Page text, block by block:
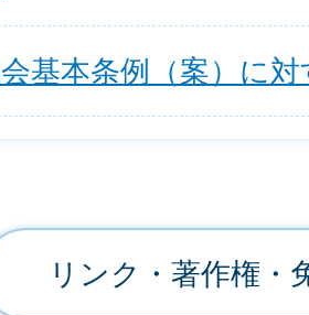
基本条例（案）に
リンク・著作権・